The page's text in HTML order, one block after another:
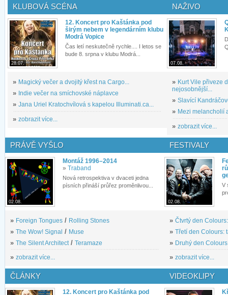
KLUBOVÁ SCÉNA
28.07.
12. Koncert pro Kaštánka pod
širým nebem v legendárním klubu
Modrá Vopice
Čas letí neskutečně rychle.... I letos se
bude 8. srpna v klubu Modrá...
» Magický večer a dvojitý křest na Cargo...
» Indie večer na smíchovské náplavce
» Jana Uriel Kratochvílová s kapelou Illuminati.ca...
» zobrazit více...
NAŽIVO
07.08.
» Kurt Vile přiveze
nejosobnější...
» Slavící
» Mezi melancholií
» zobrazit více...
PRÁVĚ VYŠLO
02.08.
Montáž 1996–2014
» Traband
Nová retrospektiva v dvaceti jedna
písních přináší průřez proměnlivou...
» Foreign Tongues / Rolling Stones
» The Wow! Signal / Muse
» The Silent Architect / Teramaze
» zobrazit více...
FESTIVALY
02.08.
V
» Čtvrtý den
» Třetí den Colours:
» Druhý den
» zobrazit více...
ČLÁNKY
12. Koncert pro Kaštánka pod
VIDEOKLIPY